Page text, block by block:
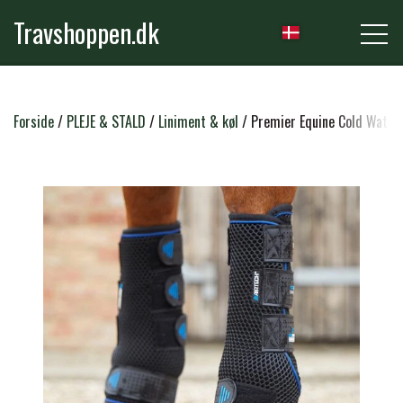
Travshoppen.dk
NYHEDER
HEST
GRIMER & TRÆKTOVE
TRENSER & TILBEHØR
SADLER & TILBEHØR
RYTTER
RIDEBUKSER & LEGGINS
TRØJER, BLUSER & T-SHIRTS
PLEJE & STALD
STRIGLER & TILBEHØR
Forside PLEJE & STALD Liniment & køl Premier Equine Cold